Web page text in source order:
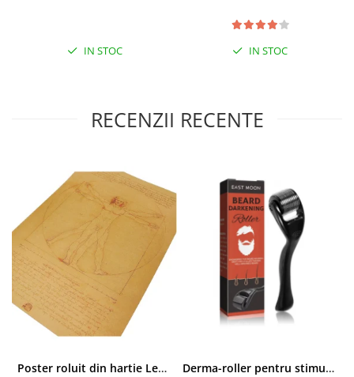
Specificatii:
Material: gel de silicon
Dimensiune: 9,5 x 2,5cm x 1 cm
Culoare: bej
IN STOC IN STOC
RECENZII RECENTE
Poster roluit din hartie Leonardo Da Vinci, Vitruvian Man, vintage, 51x35 cm Derma-roller pentru stimularea cresterii parului, scalp si barba, Beard Roller